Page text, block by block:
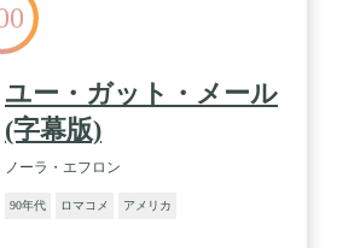
ユー・ガット・メール
(字幕版)
ノーラ・エフロン
90年代 ロマコメ アメリカ